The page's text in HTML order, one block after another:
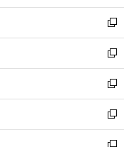
開
く
ウ
で
開
く
ン
ド
ウ
で
開
く
ウ
ィ
ン
ド
ウ
で
開
く
新
し
い
ウ
ィ
ン
ド
ウ
新
し
い
ウ
ィ
ン
新
し
い
ウ
新
し